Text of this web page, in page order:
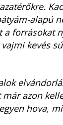
alapú
forrásokat
kevés
azon
hova,